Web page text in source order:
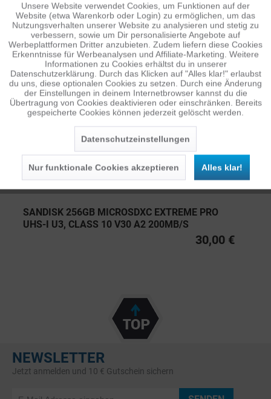
ÄHNLICHE ARTIKEL
Diese Artikel sind dem Produkt ähnlich ...mehr
Persönliche Empfehlungen
SANDISK 256GB MICROSDXC EXTREME PRO
UHS-I U3, CLASS 10 V30 A2 200MB/S
30,00 €
NEWSLETTER
Jetzt anmelden und 10 € Gutschein sichern
Funktionale Aktiv
Tracking Inaktiv
Personalisierung Inaktiv
Service Inaktiv
Unsere Website verwendet Cookies, um Funktionen auf der
Website (etwa Warenkorb oder Login) zu ermöglichen, um das
Nutzungsverhalten unserer Website zu analysieren und stetig zu
verbessern, sowie um Dir personalisierte Angebote auf
Werbeplattformen Dritter anzubieten. Zudem liefern diese Cookies
Erkenntnisse für Werbeanalysen und Affiliate-Marketing. Weitere
Informationen zu Cookies erhältst du in unserer
Datenschutzerklärung. Durch das Klicken auf "Alles klar!" erlaubst
du uns, diese optionalen Cookies zu setzen. Durch eine Änderung
der Einstellungen in deinem Internetbrowser kannst du die
Übertragung von Cookies deaktivieren oder einschränken. Bereits
gespeicherte Cookies können jederzeit gelöscht werden.
Datenschutzeinstellungen
Nur funktionale Cookies akzeptieren Alles klar!